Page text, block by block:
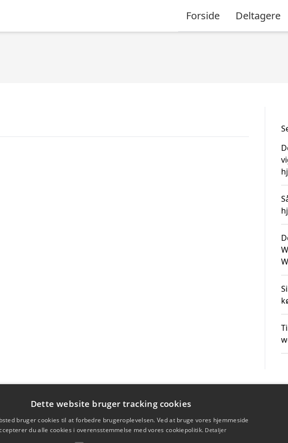
Forside Deltagere
Dette website bruger tracking cookies
bruger cookies til at forbedre brugeroplevelsen. Ved at bruge vores hjemmeside
du alle cookies i overensstemmelse med vores cookiepolitik. Detaljer